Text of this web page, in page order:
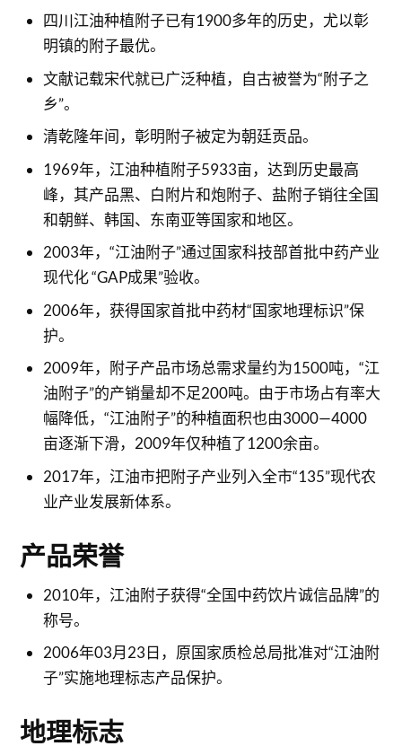
四川江油种植附子已有1900多年的历史，尤以彰
明镇的附子最优。
文献记载宋代就已广泛种植，自古被誉为“附子之
乡”。
清乾隆年间，彰明附子被定为朝廷贡品。
1969年，江油种植附子5933亩，达到历史最高
峰，其产品黑、白附片和炮附子、盐附子销往全国
和朝鲜、韩国、东南亚等国家和地区。
2003年，“江油附子”通过国家科技部首批中药产业
现代化 “GAP成果”验收。
2006年，获得国家首批中药材“国家地理标识”保
护。
2009年，附子产品市场总需求量约为1500吨，“江
油附子”的产销量却不足200吨。由于市场占有率大
幅降低，“江油附子”的种植面积也由3000—4000
亩逐渐下滑，2009年仅种植了1200余亩。
2017年，江油市把附子产业列入全市“135”现代农
业产业发展新体系。
产品荣誉
2010年，江油附子获得“全国中药饮片诚信品牌”的
称号。
2006年03月23日，原国家质检总局批准对“江油附
子”实施地理标志产品保护。
地理标志